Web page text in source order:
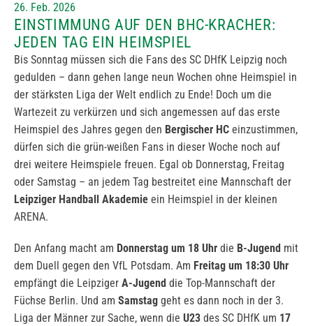
26. Feb. 2026
EINSTIMMUNG AUF DEN BHC-KRACHER:
JEDEN TAG EIN HEIMSPIEL
Bis Sonntag müssen sich die Fans des SC DHfK Leipzig noch
gedulden – dann gehen lange neun Wochen ohne Heimspiel in
der stärksten Liga der Welt endlich zu Ende! Doch um die
Wartezeit zu verkürzen und sich angemessen auf das erste
Heimspiel des Jahres gegen den Bergischer HC einzustimmen,
dürfen sich die grün-weißen Fans in dieser Woche noch auf
drei weitere Heimspiele freuen. Egal ob Donnerstag, Freitag
oder Samstag – an jedem Tag bestreitet eine Mannschaft der
Leipziger Handball Akademie ein Heimspiel in der kleinen
ARENA.
Den Anfang macht am Donnerstag um 18 Uhr die B-Jugend mit
dem Duell gegen den VfL Potsdam. Am Freitag um 18:30 Uhr
empfängt die Leipziger A-Jugend die Top-Mannschaft der
Füchse Berlin. Und am Samstag geht es dann noch in der 3.
Liga der Männer zur Sache, wenn die U23 des SC DHfK um 17